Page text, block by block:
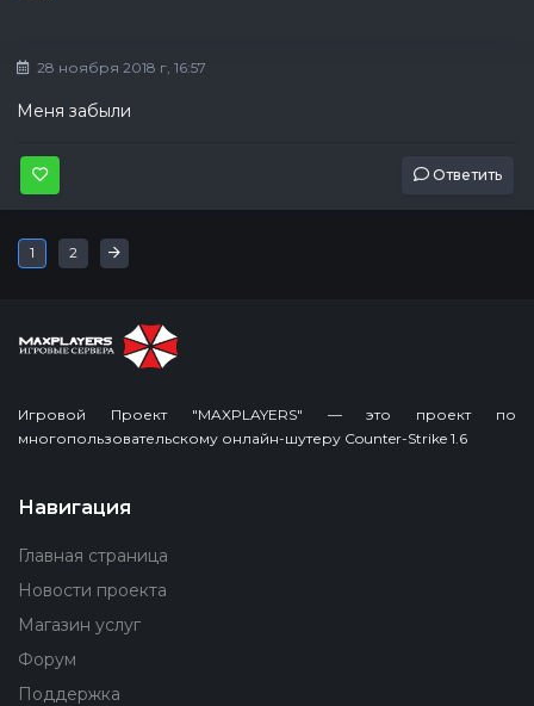
28 ноября 2018 г, 16:57
Меня забыли
Ответить
1 2 »
Игровой Проект "MAXPLAYERS" — это проект по
многопользовательскому онлайн-шутеру Counter-Strike 1.6
Навигация
Главная страница
Новости проекта
Магазин услуг
Форум
Поддержка